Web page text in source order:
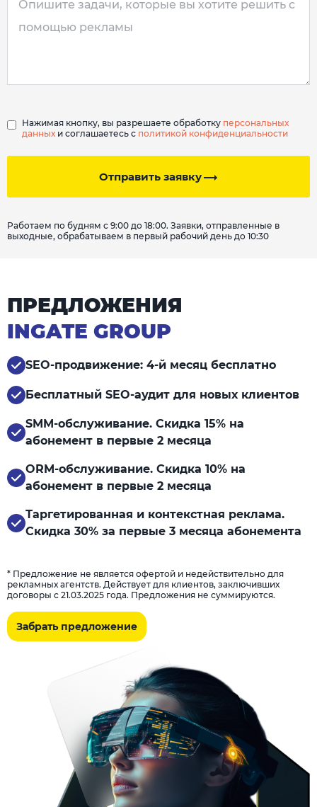
Отправить заявку
Нажимая кнопку, вы разрешаете обработку персональных
данных и соглашаетесь с политикой конфиденциальности
Работаем по будням с 9:00 до 18:00. Заявки, отправленные в
выходные, обрабатываем в первый рабочий день до 10:30
ПРЕДЛОЖЕНИЯ
INGATE GROUP
SEO-продвижение: 4-й месяц бесплатно
Бесплатный SEO-аудит для новых клиентов
SMM-обслуживание. Скидка 15% на
абонемент в первые 2 месяца
ORM-обслуживание. Скидка 10% на
абонемент в первые 2 месяца
Таргетированная и контекстная реклама.
Скидка 30% за первые 3 месяца абонемента
* Предложение не является офертой и недействительно для
рекламных агентств. Действует для клиентов, заключивших
договоры с 21.03.2025 года. Предложения не суммируются.
Забрать предложение